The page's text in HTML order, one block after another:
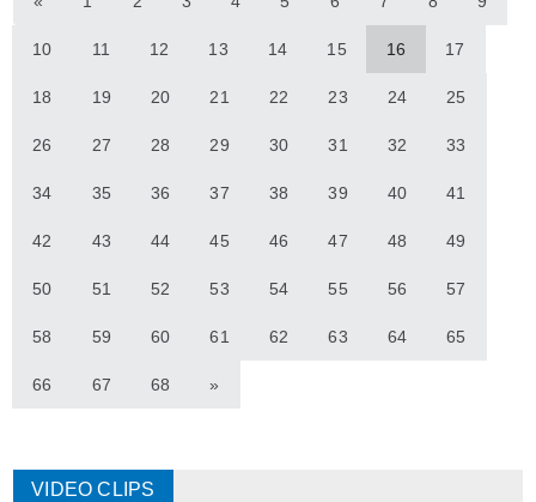
10 11 12 13 14 15 16 17
18 19 20 21 22 23 24 25
26 27 28 29 30 31 32 33
34 35 36 37 38 39 40 41
42 43 44 45 46 47 48 49
50 51 52 53 54 55 56 57
58 59 60 61 62 63 64 65
66 67 68 »
VIDEO CLIPS